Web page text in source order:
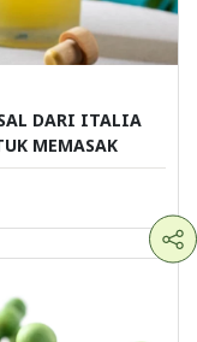
DARI ITALIA
MEMASAK